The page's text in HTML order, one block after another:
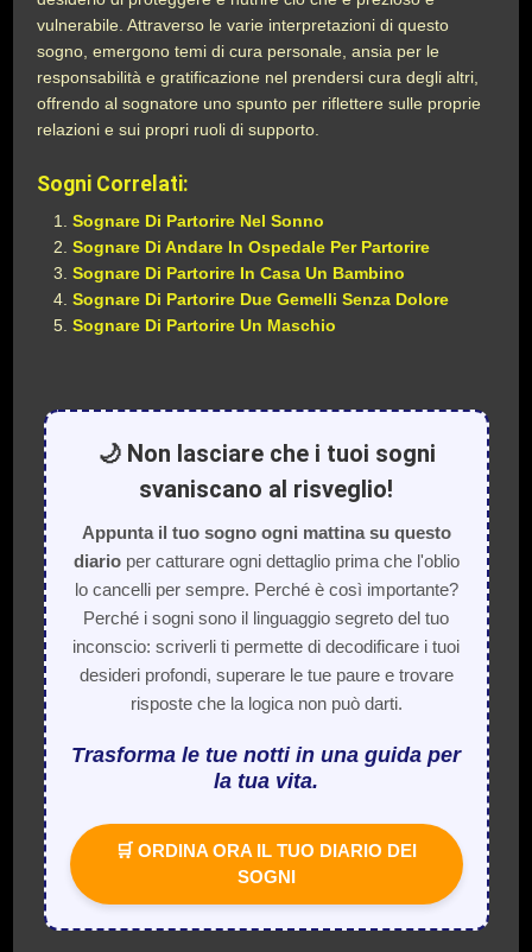
vulnerabile. Attraverso le varie interpretazioni di questo
sogno, emergono temi di cura personale, ansia per le
responsabilità e gratificazione nel prendersi cura degli altri,
offrendo al sognatore uno spunto per riflettere sulle proprie
relazioni e sui propri ruoli di supporto.
Sogni Correlati:
Sognare Di Partorire Nel Sonno
Sognare Di Andare In Ospedale Per Partorire
Sognare Di Partorire In Casa Un Bambino
Sognare Di Partorire Due Gemelli Senza Dolore
Sognare Di Partorire Un Maschio
🌙 Non lasciare che i tuoi sogni
svaniscano al risveglio!
Appunta il tuo sogno ogni mattina su questo
diarioper catturare ogni dettaglio prima che l'oblio
lo cancelli per sempre. Perché è così importante?
Perché i sogni sono il linguaggio segreto del tuo
inconscio: scriverli ti permette di decodificare i tuoi
desideri profondi, superare le tue paure e trovare
risposte che la logica non può darti.
Trasforma le tue notti in una guida per
la tua vita.
🛒 ORDINA ORA IL TUO DIARIO DEI
SOGNI